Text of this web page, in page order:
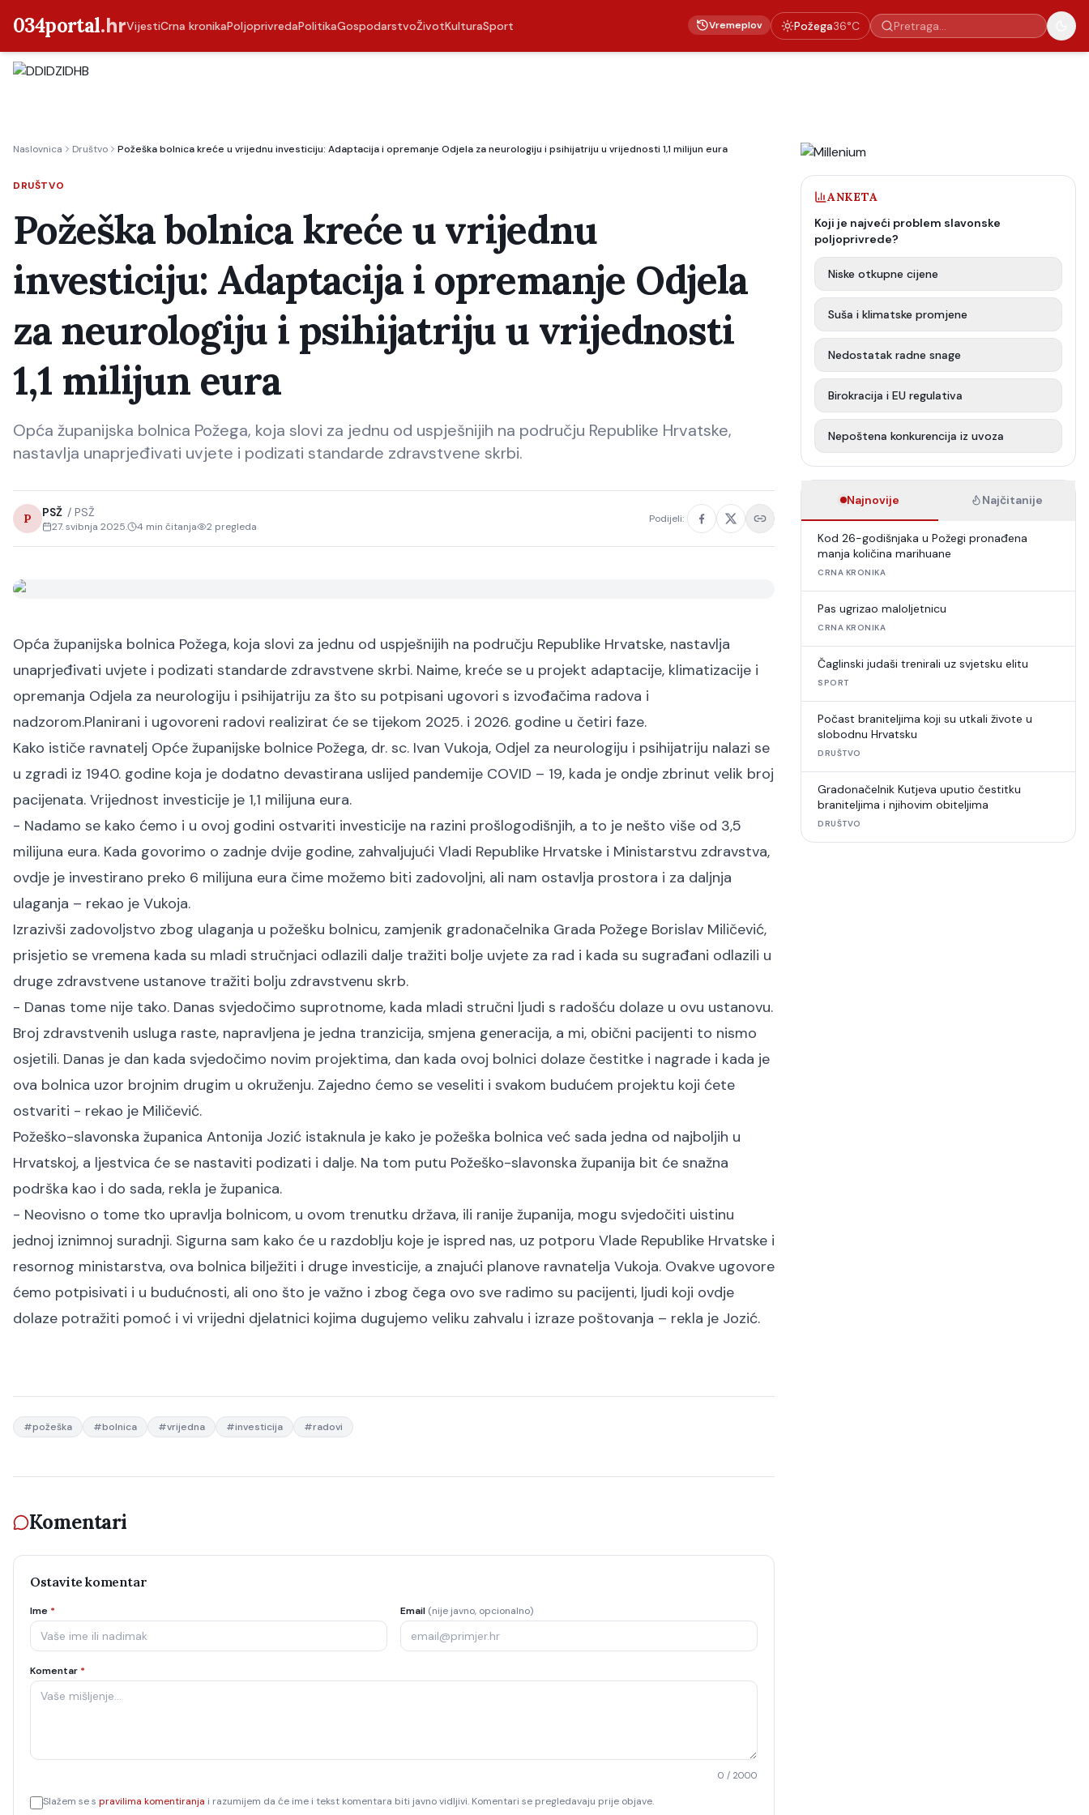
034portal.hrVijestiCrna kronikaPoljoprivredaPolitikaGospodarstvoŽivotKulturaSport Vremeplov Požega36°C
Naslovnica Društvo Požeška bolnica kreće u vrijednu investiciju: Adaptacija i opremanje Odjela za neurologiju i psihijatriju u vrijednosti 1,1 milijun eura
DRUŠTVO
Požeška bolnica kreće u vrijednu
investiciju: Adaptacija i opremanje Odjela
za neurologiju i psihijatriju u vrijednosti
1,1 milijun eura
Opća županijska bolnica Požega, koja slovi za jednu od uspješnijih na području Republike Hrvatske,
nastavlja unaprjeđivati uvjete i podizati standarde zdravstvene skrbi.
P PSŽ / PSŽ
27. svibnja 2025. 4 min čitanja 2 pregleda
Podijeli:
Opća županijska bolnica Požega, koja slovi za jednu od uspješnijih na području Republike Hrvatske, nastavlja
unaprjeđivati uvjete i podizati standarde zdravstvene skrbi. Naime, kreće se u projekt adaptacije, klimatizacije i
opremanja Odjela za neurologiju i psihijatriju za što su potpisani ugovori s izvođačima radova i
nadzorom.Planirani i ugovoreni radovi realizirat će se tijekom 2025. i 2026. godine u četiri faze.
Kako ističe ravnatelj Opće županijske bolnice Požega, dr. sc. Ivan Vukoja, Odjel za neurologiju i psihijatriju nalazi se
u zgradi iz 1940. godine koja je dodatno devastirana uslijed pandemije COVID – 19, kada je ondje zbrinut velik broj
pacijenata. Vrijednost investicije je 1,1 milijuna eura.
- Nadamo se kako ćemo i u ovoj godini ostvariti investicije na razini prošlogodišnjih, a to je nešto više od 3,5
milijuna eura. Kada govorimo o zadnje dvije godine, zahvaljujući Vladi Republike Hrvatske i Ministarstvu zdravstva,
ovdje je investirano preko 6 milijuna eura čime možemo biti zadovoljni, ali nam ostavlja prostora i za daljnja
ulaganja – rekao je Vukoja.
Izrazivši zadovoljstvo zbog ulaganja u požešku bolnicu, zamjenik gradonačelnika Grada Požege Borislav Miličević,
prisjetio se vremena kada su mladi stručnjaci odlazili dalje tražiti bolje uvjete za rad i kada su sugrađani odlazili u
druge zdravstvene ustanove tražiti bolju zdravstvenu skrb.
- Danas tome nije tako. Danas svjedočimo suprotnome, kada mladi stručni ljudi s radošću dolaze u ovu ustanovu.
Broj zdravstvenih usluga raste, napravljena je jedna tranzicija, smjena generacija, a mi, obični pacijenti to nismo
osjetili. Danas je dan kada svjedočimo novim projektima, dan kada ovoj bolnici dolaze čestitke i nagrade i kada je
ova bolnica uzor brojnim drugim u okruženju. Zajedno ćemo se veseliti i svakom budućem projektu koji ćete
ostvariti - rekao je Miličević.
Požeško-slavonska županica Antonija Jozić istaknula je kako je požeška bolnica već sada jedna od najboljih u
Hrvatskoj, a ljestvica će se nastaviti podizati i dalje. Na tom putu Požeško-slavonska županija bit će snažna
podrška kao i do sada, rekla je županica.
- Neovisno o tome tko upravlja bolnicom, u ovom trenutku država, ili ranije županija, mogu svjedočiti uistinu
jednoj iznimnoj suradnji. Sigurna sam kako će u razdoblju koje je ispred nas, uz potporu Vlade Republike Hrvatske i
resornog ministarstva, ova bolnica bilježiti i druge investicije, a znajući planove ravnatelja Vukoja. Ovakve ugovore
ćemo potpisivati i u budućnosti, ali ono što je važno i zbog čega ovo sve radimo su pacijenti, ljudi koji ovdje
dolaze potražiti pomoć i vi vrijedni djelatnici kojima dugujemo veliku zahvalu i izraze poštovanja – rekla je Jozić.
#požeška #bolnica #vrijedna #investicija #radovi
Komentari
Ostavite komentar
Ime * Email (nije javno, opcionalno)
Komentar *
0 / 2000
Slažem se s pravilima komentiranja i razumijem da će ime i tekst komentara biti javno vidljivi. Komentari se pregledavaju prije objave.
ANKETA
Koji je najveći problem slavonske
poljoprivrede?
Niske otkupne cijene
Suša i klimatske promjene
Nedostatak radne snage
Birokracija i EU regulativa
Nepoštena konkurencija iz uvoza
Najnovije Najčitanije
Kod 26-godišnjaka u Požegi pronađena
manja količina marihuane
CRNA KRONIKA
Pas ugrizao maloljetnicu
CRNA KRONIKA
Čaglinski judaši trenirali uz svjetsku elitu
SPORT
Počast braniteljima koji su utkali živote u
slobodnu Hrvatsku
DRUŠTVO
Gradonačelnik Kutjeva uputio čestitku
braniteljima i njihovim obiteljima
DRUŠTVO